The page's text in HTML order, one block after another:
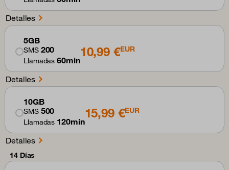
Detalles
5GB
SMS 200
Llamadas60min
10,99 €EUR
Detalles
10GB
SMS 500
Llamadas 120min
15,99 €EUR
Detalles
14 Días